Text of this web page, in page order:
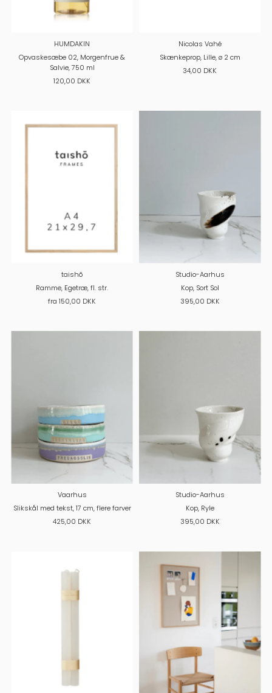
HUMDAKIN
Opvaskesæbe 02, Morgenfrue &
Salvie, 750 ml
120,00 DKK
Nicolas Vahé
Skænkeprop, Lille, ø 2 cm
34,00 DKK
taishõ
Ramme, Egetræ, fl. str.
fra 150,00 DKK
Studio-Aarhus
Kop, Sort Sol
395,00 DKK
Vaarhus
Slikskål med tekst, 17 cm, flere farver
425,00 DKK
Studio-Aarhus
Kop, Ryle
395,00 DKK